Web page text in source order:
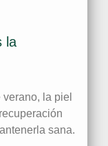
la
la piel
sana.